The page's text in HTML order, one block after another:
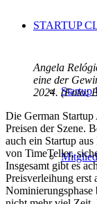
STARTUP
Startup
Angela
eine der
2024. (Foto:
Die German Startup
Preisen der Szene.
auch ein Startup
von TimeTeller,
Insgesamt gibt es
Preisverleihung erst
Nominierungsphase